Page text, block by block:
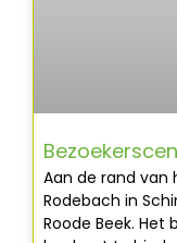
Aan de rand van
Rodebach in
Roode Beek.